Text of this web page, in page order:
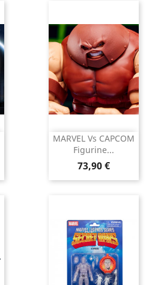
MARVEL Vs CAPCOM
Figurine...
Prix
73,90 €